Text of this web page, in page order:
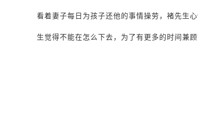
看着妻子每日为孩子还他的事情操劳，褚先生
生觉得不能在怎么下去，为了有更多的时间兼